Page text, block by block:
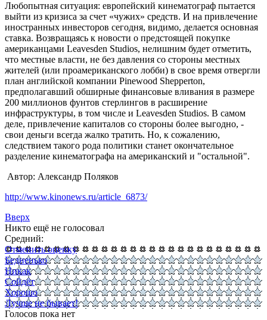
Любопытная ситуация: европейский кинематограф пытается
выйти из кризиса за счет «чужих» средств. И на привлечение
иностранных инвесторов сегодня, видимо, делается основная
ставка. Возвращаясь к новости о предстоящей покупке
американцами Leavesden Studios, нелишним будет отметить,
что местные власти, не без давления со стороны местных
жителей (или проамериканского лобби) в свое время отвергли
план английской компании Pinewood Shepperton,
предполагавший обширные финансовые вливания в размере
200 миллионов фунтов стерлингов в расширение
инфраструктуры, в том числе и Leavesden Studios. В самом
деле, привлечение капиталов со стороны более выгодно, -
свои деньги всегда жалко тратить. Но, к сожалению,
следствием такого рода политики станет окончательное
разделение кинематографа на американский и "остальной".
Автор: Александр Поляков
http://www.kinonews.ru/article_6873/
Вверх
Никто ещё не голосовал
Средний:
Отменить оценку
Бедненько
Никак
Сойдёт
Хорошо
Лучше не бывает!
Голосов пока нет